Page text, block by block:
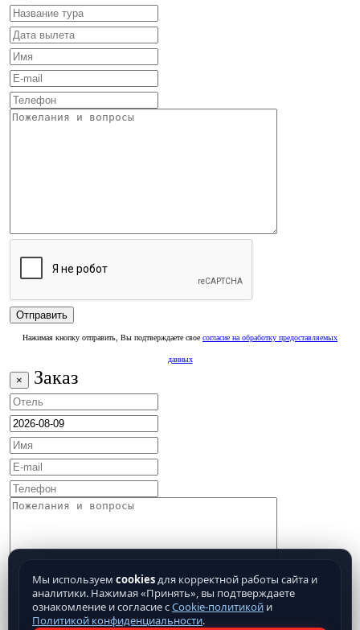
Нажимая кнопку отправить, Вы подтверждаете свое согласие на обработку предоставляемых
данных
× Заказ
Мы используем cookiesдля корректной работы сайта и
аналитики. Нажимая «Принять», вы подтверждаете
ознакомление и согласие сCookie-политикой и
Политикой конфиденциальности.